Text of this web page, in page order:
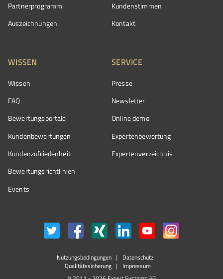
Partnerprogramm
Auszeichnungen
Kundenstimmen
Kontakt
WISSEN
Wissen
FAQ
Bewertungsportale
Kundenbewertungen
Kundenzufriedenheit
Bewertungs­richtlinien
Events
SERVICE
Presse
Newsletter
Online demo
Expertenbewertung
Expertenverzeichnis
Nutzungsbedingungen
Datenschutz
Qualitätssicherung
Impressum